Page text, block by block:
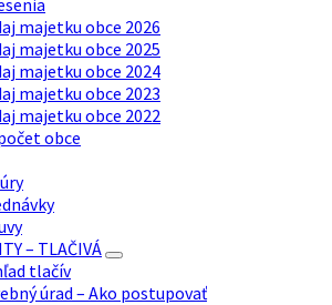
majetku obce 2026
majetku obce 2025
majetku obce 2024
majetku obce 2023
majetku obce 2022
obce
– TLAČIVÁ
tlačív
úrad – Ako postupovať